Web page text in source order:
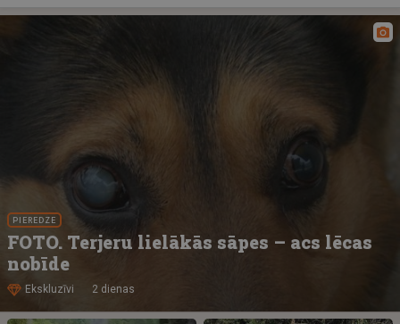
PIEREDZE
FOTO. Terjeru lielākās sāpes – acs lēcas
nobīde
Ekskluzīvi 2 dienas